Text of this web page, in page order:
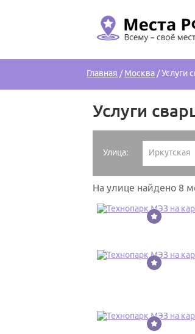
Главная /Москва /Услуги
Услуги
Улица: Иркутская
На улице найдено 8